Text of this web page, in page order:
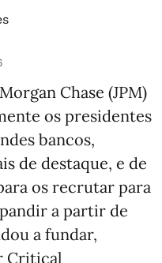
Chase (JPM)
os presidentes
bancos,
de destaque, e de
os recrutar para
a partir de
a fundar,
Critical